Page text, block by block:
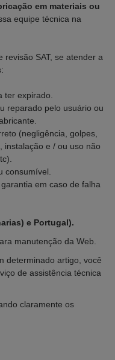
em materiais ou
equipe técnica na
revisão SAT, se atender a
expirado.
reparado pelo usuário ou
(negligência, golpes,
instalação e / ou uso não
consumível.
em caso de falha
e Portugal).
manutenção da Web.
determinado artigo, você
de assistência técnica
claramente os